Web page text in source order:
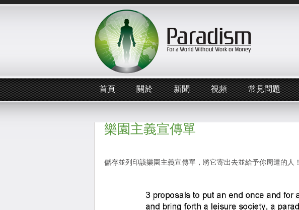
首頁 關於 新聞 視頻 常見問題
樂園主義宣傳單
儲存並列印該樂園主義宣傳單，將它寄出去並給予你周遭的人！